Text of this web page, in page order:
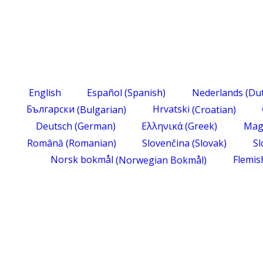
English Español (Spanish) Nederlands (
Български (Bulgarian) Hrvatski (Croatian)
Deutsch (German) Ελληνικά(Greek)
Română (Romanian) Slovenčina (Slovak)
Norsk bokmål (Norwegian Bokmål)